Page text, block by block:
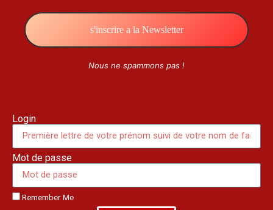
Nous ne spammons pas !
Login
Mot de passe
Remember Me